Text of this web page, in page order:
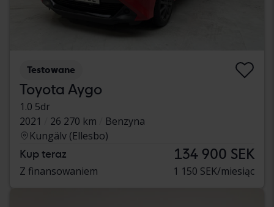
Testowane
Toyota Aygo
1.0 5dr
2021
26 270 km
Benzyna
Kungälv (Ellesbo)
Kup teraz 134 900 SEK
Z finansowaniem 1 150 SEK/miesiąc